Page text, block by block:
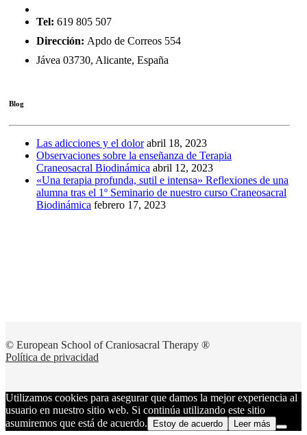
Tel: 619 805 507
Dirección: Apdo de Correos 554
Jávea 03730, Alicante, España
Blog
Las adicciones y el dolor abril 18, 2023
Observaciones sobre la enseñanza de Terapia
Craneosacral Biodinámica abril 12, 2023
«Una terapia profunda, sutil e intensa» Reflexiones de una
alumna tras el 1º Seminario de nuestro curso Craneosacral
Biodinámica febrero 17, 2023
© European School of Craniosacral Therapy ®
Política de privacidad
Utilizamos cookies para asegurar que damos la mejor experiencia al
usuario en nuestro sitio web. Si continúa utilizando este sitio
asumiremos que está de acuerdo.
Estoy de acuerdo Leer más